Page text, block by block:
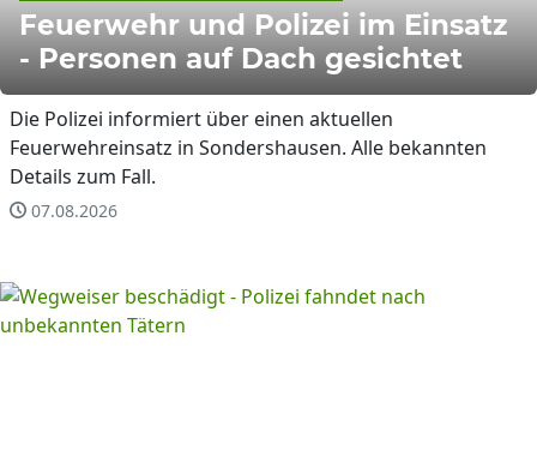
Feuerwehr und Polizei im Einsatz
- Personen auf Dach gesichtet
Die Polizei informiert über einen aktuellen
Feuerwehreinsatz in Sondershausen. Alle bekannten
Details zum Fall.
07.08.2026